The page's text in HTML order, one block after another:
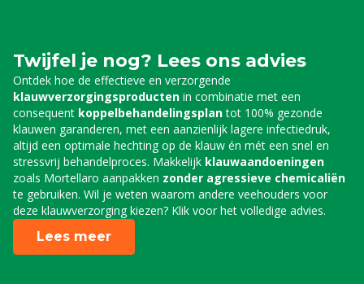
Twijfel je nog? Lees ons advies
Ontdek hoe de effectieve en verzorgende
klauwverzorgingsproducten in combinatie met een
consequent koppelbehandelingsplantot 100% gezonde
klauwen garanderen, met een aanzienlijk lagere infectiedruk,
altijd een optimale hechting op de klauw én mét een snel en
stressvrij behandelproces. Makkelijk klauwaandoeningen
zoals Mortellaro aanpakken zonder agressieve chemicaliën
te gebruiken. Wil je weten waarom andere veehouders voor
deze klauwverzorging kiezen? Klik voor het volledige advies.
Lees meer